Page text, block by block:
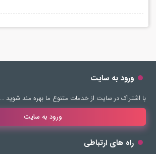
ورود به سایت
با اشتراک در سایت از خدمات متنوع ما بهره مند شوید …
ورود به سایت
راه های ارتباطی